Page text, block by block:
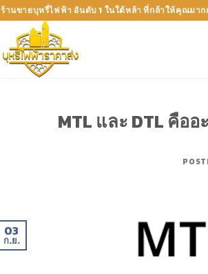
ร้านขายบุหรี่ไฟฟ้า อันดับ 1 ในใต้หล้า ที่กล้าให้คุณมาก
MTL และ DTL คือ
03
ก.ย.